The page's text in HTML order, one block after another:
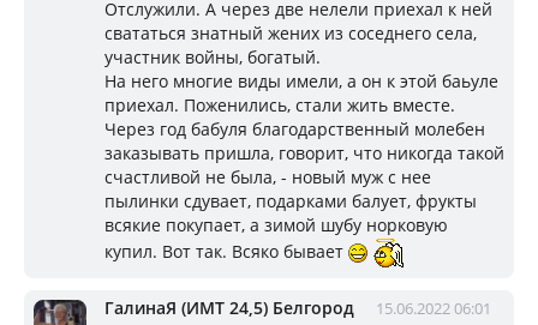
Отслужили. А через две нелели приехал к ней
свататься знатный жених из соседнего села,
участник войны, богатый.
На него многие виды имели, а он к этой баьуле
приехал. Поженились, стали жить вместе.
Через год бабуля благодарственный молебен
заказывать пришла, говорит, что никогда такой
счастливой не была, - новый муж с нее
пылинки сдувает, подарками балует, фрукты
всякие покупает, а зимой шубу норковую
купил. Вот так. Всяко бывает
ГалинаЯ (ИМТ 24,5) Белгород 15.06.2022 06:01